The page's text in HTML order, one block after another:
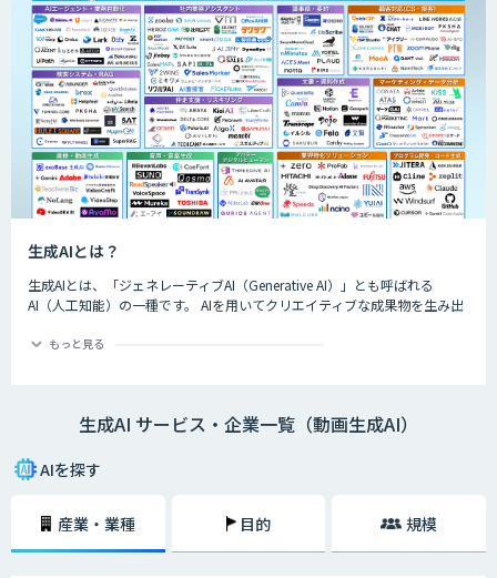
生成AIとは？
生成AIとは、「ジェネレーティブAI（Generative AI）」とも呼ばれる
AI（人工知能）の一種です。 AIを用いてクリエイティブな成果物を生み出
グラムのコード、文章など多岐にわたります。
もっと見る
生成AI サービス・企業一覧（動画生成AI）
AIを探す
産業・業種 目的 規模